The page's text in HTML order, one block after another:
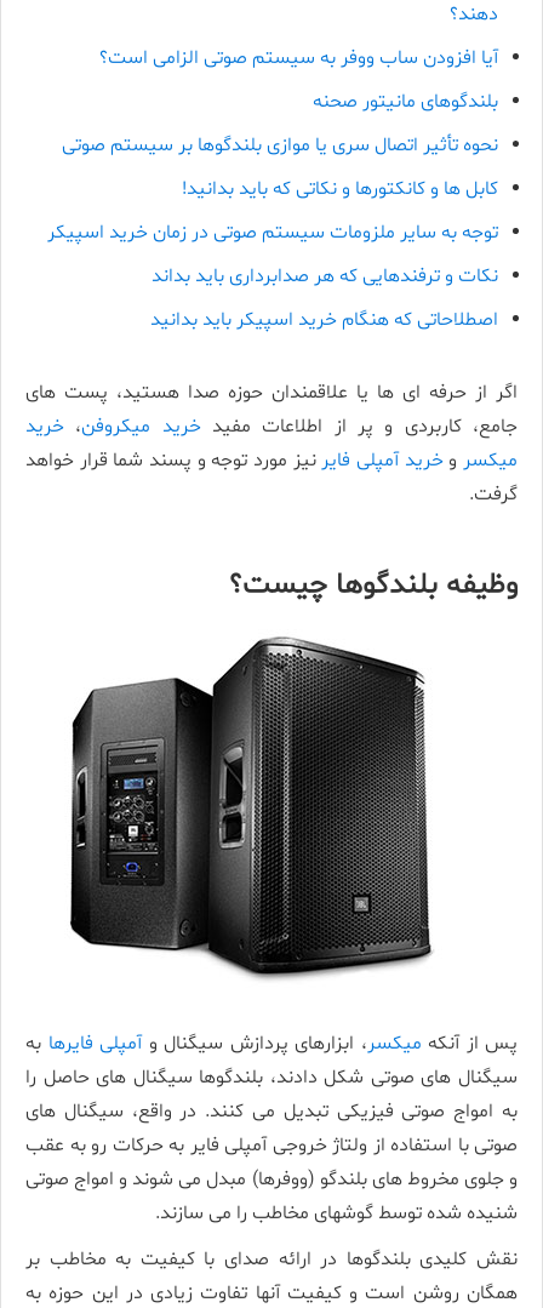
دهند؟
آیا افزودن ساب ووفر به سیستم صوتی الزامی است؟
بلندگوهای مانیتور صحنه
نحوه تأثیر اتصال سری یا موازی بلندگوها بر سیستم صوتی
کابل­ ها و کانکتورها و نکاتی که باید بدانید!
توجه به سایر ملزومات سیستم صوتی در زمان خرید اسپیکر
نکات و ترفندهایی که هر صدابرداری باید بداند
اصطلاحاتی که هنگام خرید اسپیکر باید بدانید
اگر از حرفه ای ها یا علاقمندان حوزه صدا هستید، پست های
جامع، کاربردی و پر از اطلاعات مفیدخرید میکروفن، خرید
میکسر وخرید آمپلی فایر نیز مورد توجه و پسند شما قرار خواهد
گرفت.
وظیفه بلندگوها چیست؟
پس از آنکه میکسر، ابزارهای پردازش سیگنال وآمپلی فایرها به
سیگنال ­های صوتی شکل دادند، بلندگوها سیگنال­ های حاصل را
به امواج صوتی فیزیکی تبدیل می­ کنند. در واقع، سیگنال­ های
صوتی با استفاده از ولتاژ خروجی آمپلی فایر به حرکات رو به عقب
و جلوی مخروط­ های بلندگو (ووفرها) مبدل می­ شوند و امواج صوتی
شنیده شده توسط گوش­های مخاطب را می ­سازند.
نقش کلیدی بلندگوها در ارائه صدای با کیفیت به مخاطب بر
همگان روشن است و کیفیت آنها تفاوت زیادی در این حوزه به